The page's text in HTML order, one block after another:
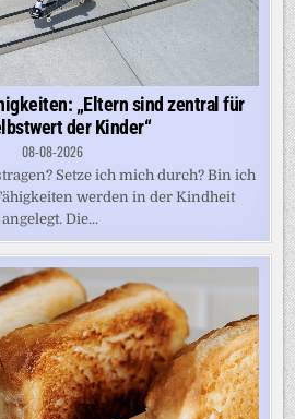
„Eltern sind zentral für
der Kinder“
08-08-2026
Setze ich mich durch? Bin ich
werden in der Kindheit
angelegt. Die...